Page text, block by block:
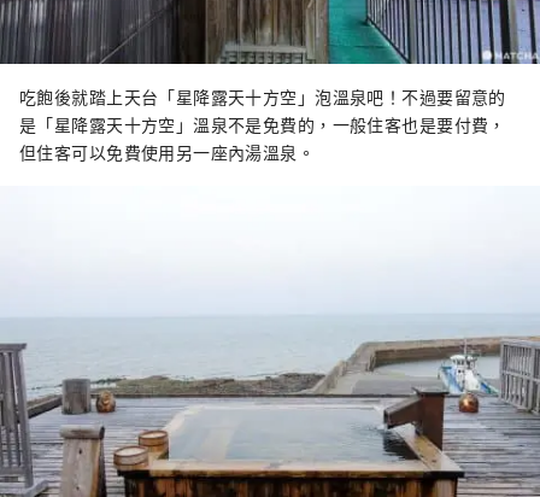
吃飽後就踏上天台「星降露天十方空」泡溫泉吧！不過要留意的
是「星降露天十方空」溫泉不是免費的，一般住客也是要付費，
但住客可以免費使用另一座內湯溫泉。